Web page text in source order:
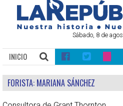
Sábado, 8 de
INICIO
FORISTA: MARIANA SÁNCHEZ